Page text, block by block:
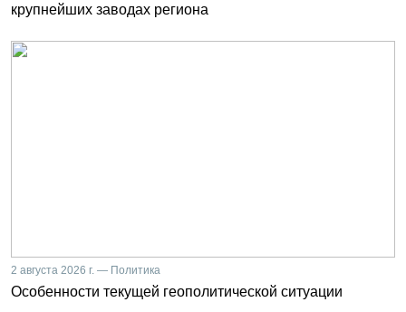
крупнейших заводах региона
2 августа 2026 г. — Политика
Особенности текущей геополитической ситуации